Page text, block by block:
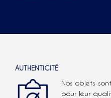
AUTHENTICITÉ
Nos objets
pour leur